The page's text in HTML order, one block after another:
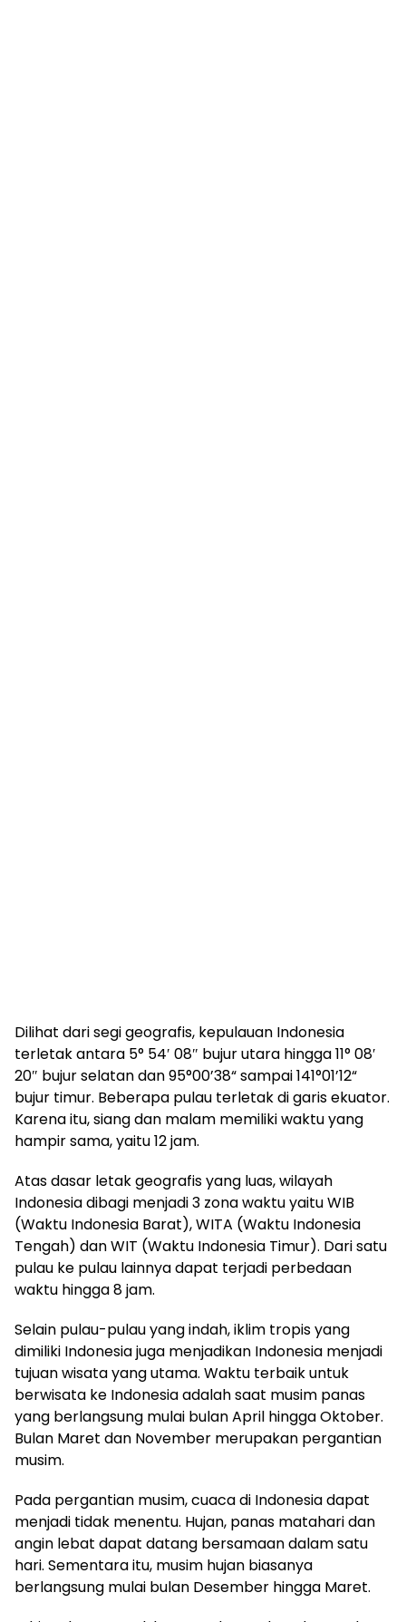
Dilihat dari segi geografis, kepulauan Indonesia
terletak antara 5° 54′ 08″ bujur utara hingga 11° 08′
20″ bujur selatan dan 95°00’38“ sampai 141°01’12“
bujur timur. Beberapa pulau terletak di garis ekuator.
Karena itu, siang dan malam memiliki waktu yang
hampir sama, yaitu 12 jam.
Atas dasar letak geografis yang luas, wilayah
Indonesia dibagi menjadi 3 zona waktu yaitu WIB
(Waktu Indonesia Barat), WITA (Waktu Indonesia
Tengah) dan WIT (Waktu Indonesia Timur). Dari satu
pulau ke pulau lainnya dapat terjadi perbedaan
waktu hingga 8 jam.
Selain pulau-pulau yang indah, iklim tropis yang
dimiliki Indonesia juga menjadikan Indonesia menjadi
tujuan wisata yang utama. Waktu terbaik untuk
berwisata ke Indonesia adalah saat musim panas
yang berlangsung mulai bulan April hingga Oktober.
Bulan Maret dan November merupakan pergantian
musim.
Pada pergantian musim, cuaca di Indonesia dapat
menjadi tidak menentu. Hujan, panas matahari dan
angin lebat dapat datang bersamaan dalam satu
hari. Sementara itu, musim hujan biasanya
berlangsung mulai bulan Desember hingga Maret.